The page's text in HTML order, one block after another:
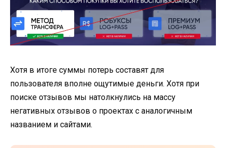
Хотя в итоге суммы потерь составят для
пользователя вполне ощутимые деньги. Хотя при
поиске отзывов мы натолкнулись на массу
негативных отзывов о проектах с аналогичным
названием и сайтами.